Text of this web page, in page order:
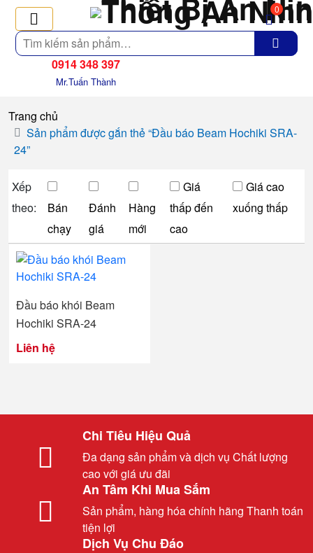
Tìm
kiếm
0
0914 348 397
Mr.Tuấn Thành
Trang chủ
Sản phẩm được gắn thẻ “Đầu báo Beam Hochiki SRA-
24”
Xếp
theo:
Bán
chạy
Đánh
giá
Hàng
mới
Giá
thấp đến
cao
Giá cao
xuống thấp
Đầu báo khói Beam
Hochiki SRA-24
Liên hệ
Chi Tiêu Hiệu Quả
Đa dạng sản phẩm và dịch vụ Chất lượng
cao với giá ưu đãi
An Tâm Khi Mua Sắm
Sản phẩm, hàng hóa chính hãng Thanh toán
tiện lợi
Dịch Vụ Chu Đáo